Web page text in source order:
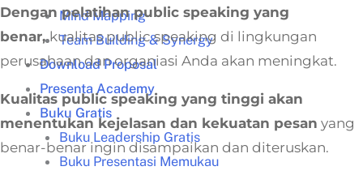
Mind Mapping
Team Building & Synergy
Download Proposal
Presenta Academy
Buku Gratis
Buku Leadership Gratis
Buku Presentasi Memukau
Dengan pelatihan public speaking yang
benar, kualitas public speaking di lingkungan
perusahaan dan organiasi Anda akan meningkat.
Kualitas public speaking yang tinggi akan
menentukan kejelasan dan kekuatan pesan yang
benar-benar ingin disampaikan dan diteruskan.